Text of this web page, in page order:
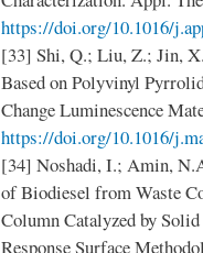
https://doi.org/10.1016/
[33] Shi, Q.; Liu, Z.; Jin,
Based on Polyvinyl
Change Luminescence
https://doi.org/10.1016/
[34] Noshadi, I.; Amin,
of Biodiesel from Waste
Column Catalyzed by
Response Surface